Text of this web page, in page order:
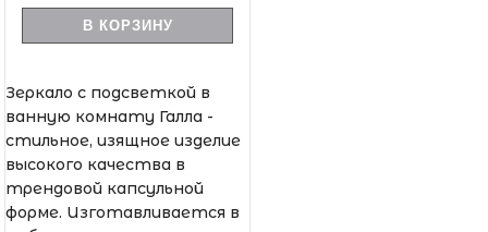
В КОРЗИНУ
Зеркало с подсветкой в
ванную комнату Галла -
стильное, изящное изделие
высокого качества в
трендовой капсульной
форме. Изготавливается в